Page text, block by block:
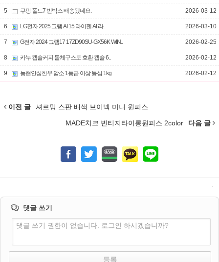
5 쿠팡 폴드7 빈박스 배송됐네요. 2026-03-12
6 LG전자 2025 그램 AI 15 라이젠 AI 라.. 2026-03-10
7 G전자 2024 그램17 17ZD90SU-GX56K WIN.. 2026-02-25
8 카누 캡슐커피 돌체구스토 호환 캡슐 6.. 2026-02-12
9 농협안심한우 암소 1등급 이상 등심 1kg 2026-02-12
이전 글 셔르밍 스판 배색 브이넥 미니 원피스
MADE치크 빈티지타이롱원피스 2color 다음 글
댓글 쓰기
댓글 쓰기 권한이 없습니다. 로그인 하시겠습니까?